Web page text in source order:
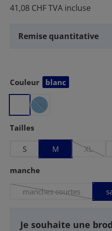
41,08 CHF TVA incluse
Remise quantitative
Sélectionnez
Couleur blanc
l
h
m
l
e
u
Sélectionnez
Tailles
S M XL
(Cette
Sélectionnez
manche
manches courtes
(Cette option n'est
Je souhaite une